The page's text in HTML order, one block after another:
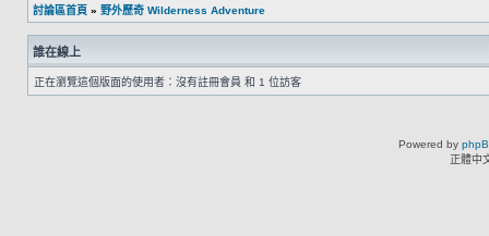
討論區首頁 » 野外歷奇 Wilderness Adventure
誰在線上
正在瀏覽這個版面的使用者：沒有註冊會員 和 1 位訪客
Powered by
正體中